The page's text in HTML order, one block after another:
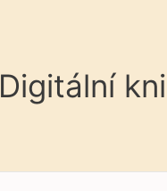
Digitální